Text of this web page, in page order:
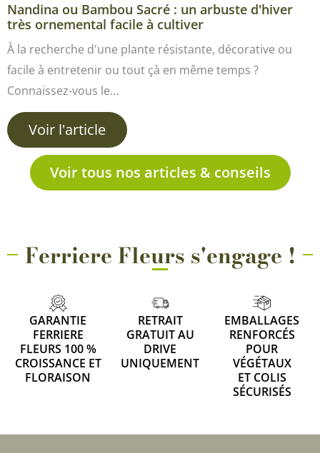
Nandina ou Bambou Sacré : un arbuste d'hiver
très ornemental facile à cultiver
À la recherche d'une plante résistante, décorative ou
facile à entretenir ou tout çà en même temps ?
Connaissez-vous le…
Voir l'article
Voir tous nos articles & conseils
Ferriere Fleurs s'engage !
GARANTIE
FERRIERE
FLEURS 100 %
CROISSANCE ET
FLORAISON
RETRAIT
GRATUIT AU
DRIVE
UNIQUEMENT
EMBALLAGES
RENFORCÉS
POUR
VÉGÉTAUX
ET COLIS
SÉCURISÉS